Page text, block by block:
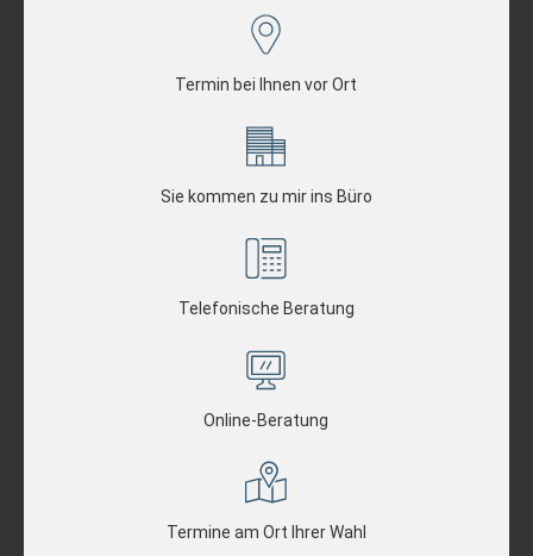
Termin bei Ihnen vor Ort
Sie kommen zu mir ins Büro
Telefonische Beratung
Online-Beratung
Termine am Ort Ihrer Wahl